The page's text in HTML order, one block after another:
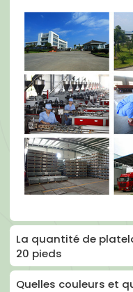
La quantité de
20 pieds
Quelles couleurs et